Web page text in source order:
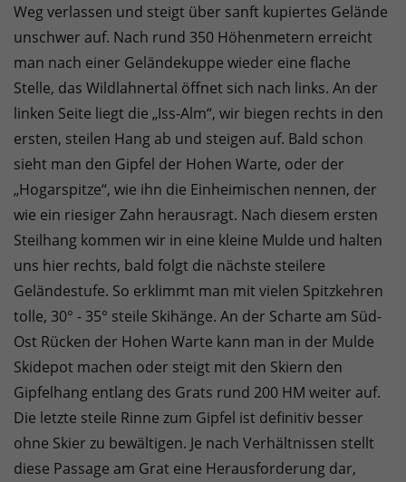
Weg verlassen und steigt über sanft kupiertes Gelände
unschwer auf. Nach rund 350 Höhenmetern erreicht
man nach einer Geländekuppe wieder eine flache
Stelle, das Wildlahnertal öffnet sich nach links. An der
linken Seite liegt die „Iss-Alm“, wir biegen rechts in den
ersten, steilen Hang ab und steigen auf. Bald schon
sieht man den Gipfel der Hohen Warte, oder der
„Hogarspitze“, wie ihn die Einheimischen nennen, der
wie ein riesiger Zahn herausragt. Nach diesem ersten
Steilhang kommen wir in eine kleine Mulde und halten
uns hier rechts, bald folgt die nächste steilere
Geländestufe. So erklimmt man mit vielen Spitzkehren
tolle, 30° - 35° steile Skihänge. An der Scharte am Süd-
Ost Rücken der Hohen Warte kann man in der Mulde
Skidepot machen oder steigt mit den Skiern den
Gipfelhang entlang des Grats rund 200 HM weiter auf.
Die letzte steile Rinne zum Gipfel ist definitiv besser
ohne Skier zu bewältigen. Je nach Verhältnissen stellt
diese Passage am Grat eine Herausforderung dar,